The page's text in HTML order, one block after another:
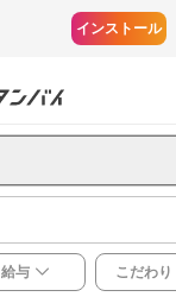
インストール
給与 こだわり